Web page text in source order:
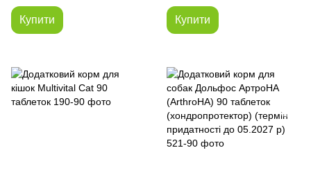
Купити Купити